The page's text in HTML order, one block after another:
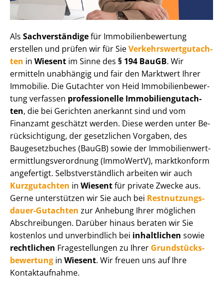
Als Sachverständigefür Im­mo­bi­li­en­be­wer­tung
erstellen und prüfen wir für SieVer­kehrs­wert­gut­ach­
ten in Wiesent im Sinne des § 194 BauGB. Wir
ermitteln unabhängig und fair den Marktwert Ihrer
Immobilie. Die Gutachter von Heid Im­mo­bi­li­en­be­wer­
tung verfassen professionelle Im­mo­bi­li­en­gut­ach­
ten, die bei Gerichten anerkannt sind und vom
Finanzamt geschätzt werden. Diese werden unter Be­
rück­sich­ti­gung, der gesetzlichen Vorgaben, des
Baugesetzbuches (BauGB) sowie der Im­mo­bi­li­en­wert­
ermitt­lungs­ver­ord­nung (ImmoWertV), marktkonform
angefertigt. Selbst­ver­ständ­lich arbeiten wir auch
Kurzgutachten in Wiesentfür private Zwecke aus.
Gerne unterstützen wir Sie auch bei Rest­nut­zungs­
dau­er-Gutachten zur Anhebung Ihrer möglichen
Abschreibungen. Darüber hinaus beraten wir Sie
kostenlos und unverbindlich bei inhaltlichen sowie
rechtlichen Fragestellungen zu Ihrer Grund­stücks­
be­wer­tung in Wiesent. Wir freuen uns auf Ihre
Kontaktaufnahme.